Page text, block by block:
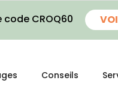
code CROQ60
Conseils